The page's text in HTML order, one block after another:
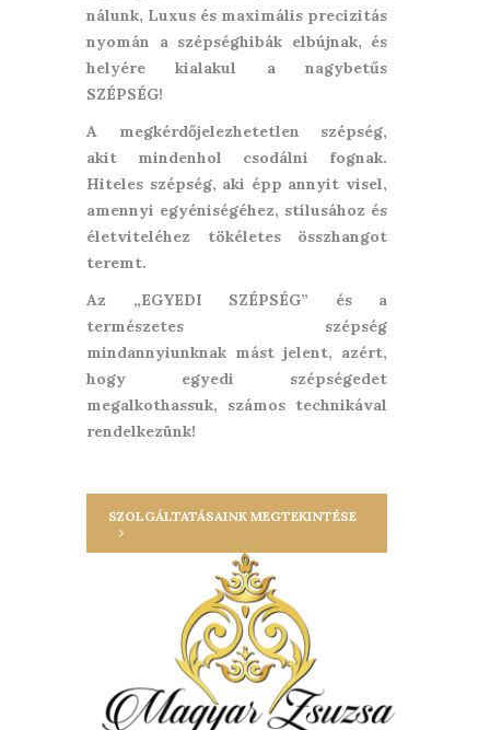
nálunk, Luxus és maximális precizitás
nyomán a szépséghibák elbújnak, és
helyére kialakul a nagybetűs
SZÉPSÉG!
A megkérdőjelezhetetlen szépség,
akit mindenhol csodálni fognak.
Hiteles szépség, aki épp annyit visel,
amennyi egyéniségéhez, stílusához és
életviteléhez tökéletes összhangot
teremt.
Az „EGYEDI SZÉPSÉG” és a
természetes szépség
mindannyiunknak mást jelent, azért,
hogy egyedi szépségedet
megalkothassuk, számos technikával
rendelkezünk!
SZOLGÁLTATÁSAINK MEGTEKINTÉSE